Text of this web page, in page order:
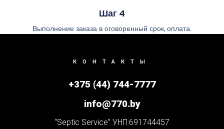
Шаг 4
Выполнение заказа в оговоренный срок, оплата.
КОНТАКТЫ
+375 (44) 744-7777
info@770.by
“Septic Service” УНП:691744457